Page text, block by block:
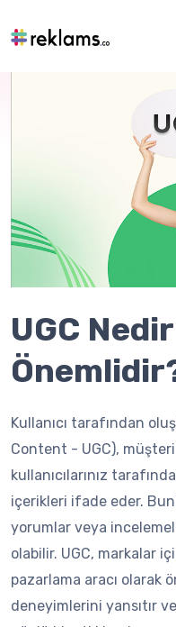
UGC
Kullanıcı tarafından
Content - UGC),
kullanıcılarınız
içerikleri ifade eder.
yorumlar veya
olabilir. UGC, markalar
pazarlama aracı olarak
deneyimlerini yansıtır